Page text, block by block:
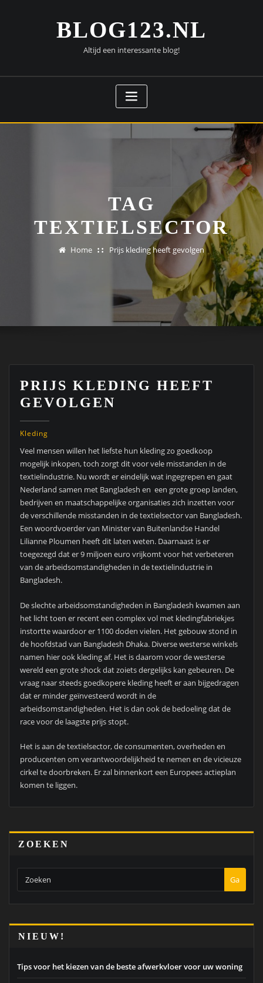
BLOG123.NL
Altijd een interessante blog!
TAG
TEXTIELSECTOR
Home Prijs kleding heeft gevolgen
PRIJS KLEDING HEEFT
GEVOLGEN
Kleding
Veel mensen willen het liefste hun kleding zo goedkoop
mogelijk inkopen, toch zorgt dit voor vele misstanden in de
textielindustrie. Nu wordt er eindelijk wat ingegrepen en gaat
Nederland samen met Bangladesh en een grote groep landen,
bedrijven en maatschappelijke organisaties zich inzetten voor
de verschillende misstanden in de textielsector van Bangladesh.
Een woordvoerder van Minister van Buitenlandse Handel
Lilianne Ploumen heeft dit laten weten. Daarnaast is er
toegezegd dat er 9 miljoen euro vrijkomt voor het verbeteren
van de arbeidsomstandigheden in de textielindustrie in
Bangladesh.
De slechte arbeidsomstandigheden in Bangladesh kwamen aan
het licht toen er recent een complex vol met kledingfabriekjes
instortte waardoor er 1100 doden vielen. Het gebouw stond in
de hoofdstad van Bangladesh Dhaka. Diverse westerse winkels
namen hier ook kleding af. Het is daarom voor de westerse
wereld een grote shock dat zoiets dergelijks kan gebeuren. De
vraag naar steeds goedkopere kleding heeft er aan bijgedragen
dat er minder geïnvesteerd wordt in de
arbeidsomstandigheden. Het is dan ook de bedoeling dat de
race voor de laagste prijs stopt.
Het is aan de textielsector, de consumenten, overheden en
producenten om verantwoordelijkheid te nemen en de vicieuze
cirkel te doorbreken. Er zal binnenkort een Europees actieplan
komen te liggen.
ZOEKEN
Ga
NIEUW!
Tips voor het kiezen van de beste afwerkvloer voor uw woning